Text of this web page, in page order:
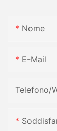
Nome
E-Mail
Telefono/